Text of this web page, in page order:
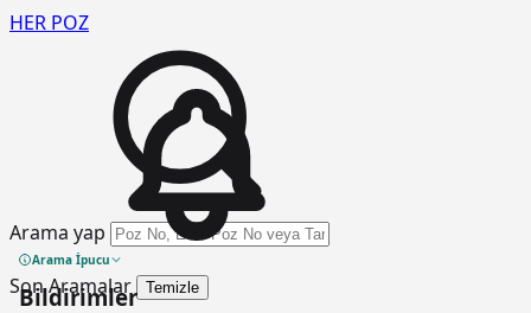
HER POZ
Arama yap
Arama İpucu
Son Aramalar Temizle
Bildirimler